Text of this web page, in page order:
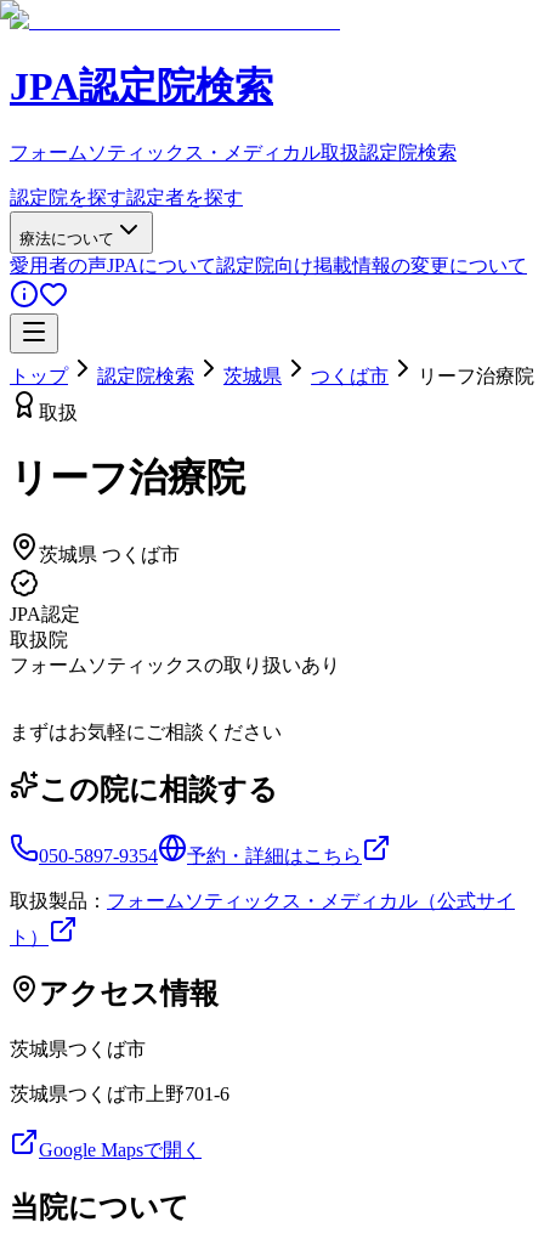
JPA認定院検索
フォームソティックス・メディカル取扱認定院検索
認定院を探す認定者を探す
療法について
愛用者の声JPAについて認定院向け掲載情報の変更について
トップ 認定院検索 茨城県 つくば市
リーフ治療院
取扱
リーフ治療院
茨城県 つくば市
JPA認定
取扱院
フォームソティックスの取り扱いあり
まずはお気軽にご相談ください
この院に相談する
050-5897-9354 予約・詳細はこちら
取扱製品： フォームソティックス・メディカル（公式サイ
ト）
アクセス情報
茨城県つくば市
茨城県つくば市上野701-6
Google Mapsで開く
当院について